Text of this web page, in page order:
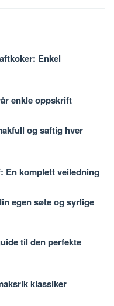
Enkel
enkle oppskrift
og saftig hver
En komplett veiledning
egen søte og syrlige
til den perfekte
klassiker